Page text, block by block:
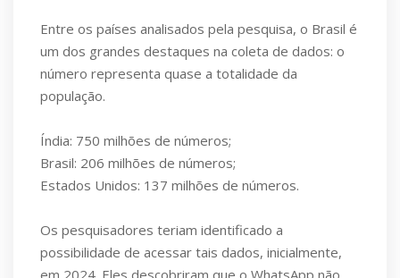
Entre os países analisados pela pesquisa, o Brasil é
um dos grandes destaques na coleta de dados: o
número representa quase a totalidade da
população.
Índia: 750 milhões de números;
Brasil: 206 milhões de números;
Estados Unidos: 137 milhões de números.
Os pesquisadores teriam identificado a
possibilidade de acessar tais dados, inicialmente,